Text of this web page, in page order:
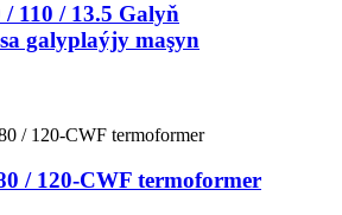
110 / 13.5 Galyň
galyplaýjy maşyn
/ 120-CWF termoformer